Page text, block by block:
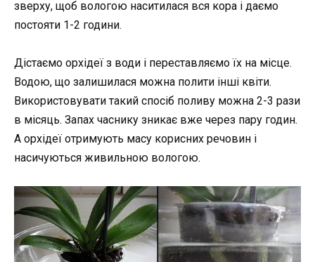
зверху, щоб вологою наситилася вся кора і даємо
постояти 1-2 години.
Дістаємо орхідеї з води і переставляємо їх на місце.
Водою, що залишилася можна полити інші квіти.
Використовувати такий спосіб поливу можна 2-3 рази
в місяць. Запах часнику зникає вже через пару годин.
А орхідеї отримують масу корисних речовин і
насичуються живильною вологою.